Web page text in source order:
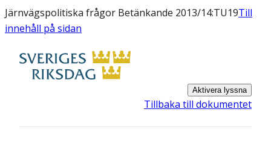
Järnvägspolitiska frågor Betänkande 2013/14:TU19Till
innehåll på sidan
Aktivera lyssna
Tillbaka till dokumentet